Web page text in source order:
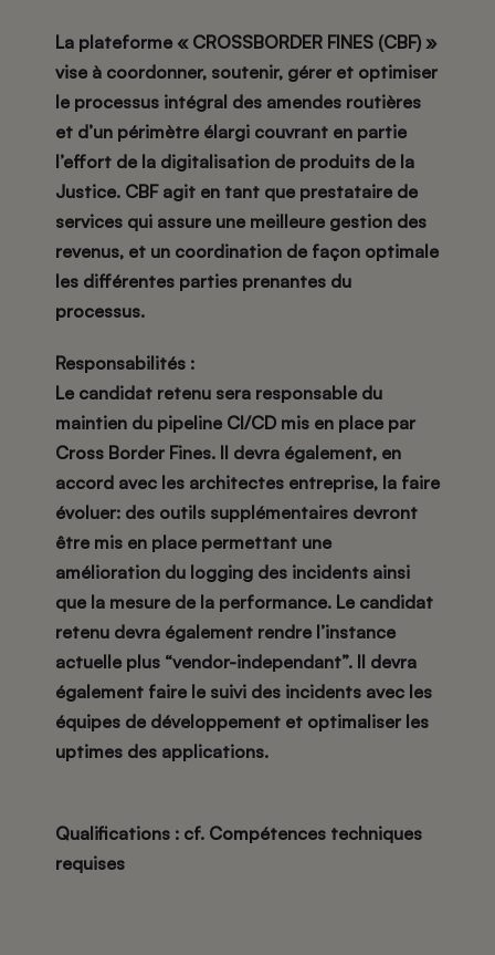
La plateforme « CROSSBORDER FINES (CBF) »
vise à coordonner, soutenir, gérer et optimiser
le processus intégral des amendes routières
et d’un périmètre élargi couvrant en partie
l’effort de la digitalisation de produits de la
Justice. CBF agit en tant que prestataire de
services qui assure une meilleure gestion des
revenus, et un coordination de façon optimale
les différentes parties prenantes du
processus.
Responsabilités :
Le candidat retenu sera responsable du
maintien du pipeline CI/CD mis en place par
Cross Border Fines. Il devra également, en
accord avec les architectes entreprise, la faire
évoluer: des outils supplémentaires devront
être mis en place permettant une
amélioration du logging des incidents ainsi
que la mesure de la performance. Le candidat
retenu devra également rendre l’instance
actuelle plus “vendor-independant”. Il devra
également faire le suivi des incidents avec les
équipes de développement et optimaliser les
uptimes des applications.
Qualifications : cf. Compétences techniques
requises